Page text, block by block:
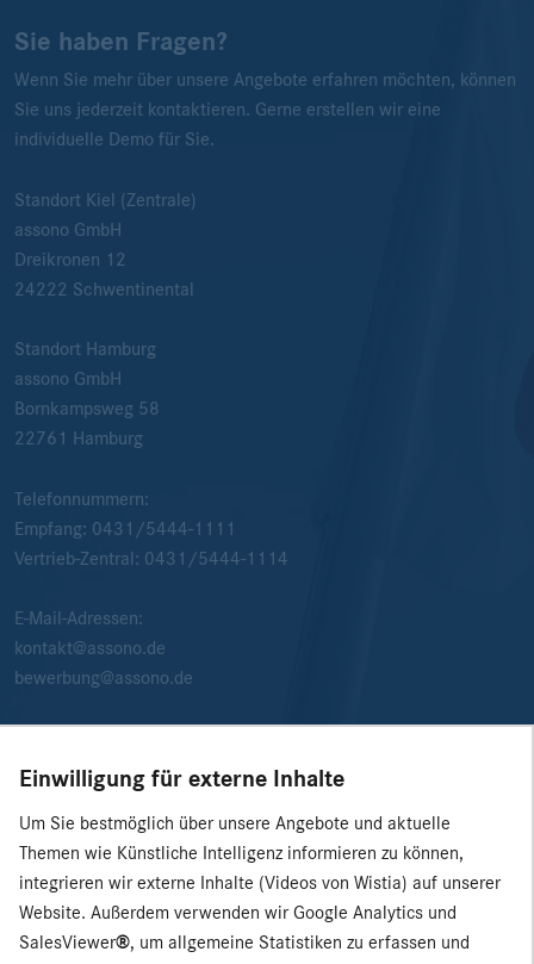
Sie haben Fragen?
Wenn Sie mehr über unsere Angebote erfahren möchten, können
Sie uns jederzeit kontaktieren. Gerne erstellen wir eine
individuelle Demo für Sie.
Standort Kiel (Zentrale)
assono GmbH
Dreikronen 12
24222 Schwentinental
Standort Hamburg
assono GmbH
Bornkampsweg 58
22761
Hamburg
Telefonnummern:
Empfang: 0431/5444-1111
Vertrieb-Zentral: 0431/5444-1114
E-Mail-Adressen:
kontakt@assono.de
bewerbung@assono.de
Einwilligung für externe Inhalte
Um Sie bestmöglich über unsere Angebote und aktuelle
Themen wie Künstliche Intelligenz informieren zu können,
integrieren wir externe Inhalte (Videos von Wistia) auf unserer
Website. Außerdem verwenden wir Google Analytics und
SalesViewer®, um allgemeine Statistiken zu erfassen und